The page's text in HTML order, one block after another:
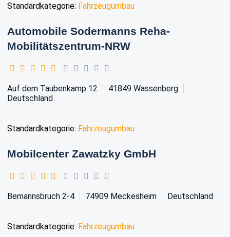
Standardkategorie: Fahrzeugumbau
Automobile Sodermanns Reha-
Mobilitätszentrum-NRW
Auf dem Taubenkamp 12 41849 Wassenberg
Deutschland
Standardkategorie: Fahrzeugumbau
Mobilcenter Zawatzky GmbH
Bemannsbruch 2-4 74909 Meckesheim Deutschland
Standardkategorie: Fahrzeugumbau